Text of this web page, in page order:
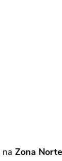
na Zona